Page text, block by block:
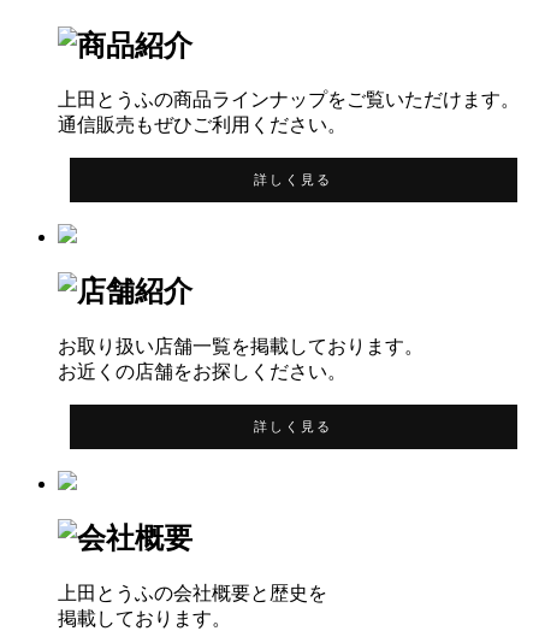
上田とうふの商品ラインナップをご覧いただけます。
通信販売もぜひご利用ください。
詳しく見る
お取り扱い店舗一覧を掲載しております。
お近くの店舗をお探しください。
詳しく見る
上田とうふの会社概要と歴史を
掲載しております。